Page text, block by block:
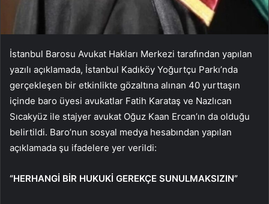
İstanbul Barosu Avukat Hakları Merkezi tarafından yapılan
yazılı açıklamada, İstanbul Kadıköy Yoğurtçu Parkı’nda
gerçekleşen bir etkinlikte gözaltına alınan 40 yurttaşın
içinde baro üyesi avukatlar Fatih Karataş ve Nazlıcan
Sıcakyüz ile stajyer avukat Oğuz Kaan Ercan’ın da olduğu
belirtildi. Baro’nun sosyal medya hesabından yapılan
açıklamada şu ifadelere yer verildi:
“HERHANGİ BİR HUKUKİ GEREKÇE SUNULMAKSIZIN”